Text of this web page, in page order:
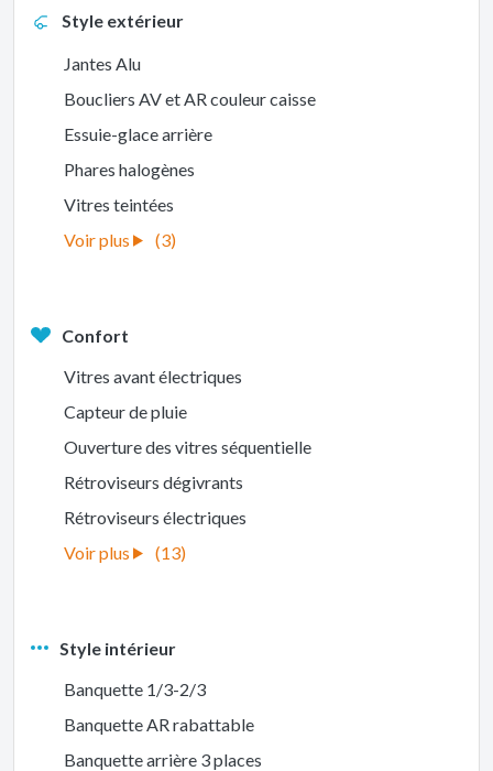
Style extérieur
Jantes Alu
Boucliers AV et AR couleur caisse
Essuie-glace arrière
Phares halogènes
Vitres teintées
(3)
Confort
Vitres avant électriques
Capteur de pluie
Ouverture des vitres séquentielle
Rétroviseurs dégivrants
Rétroviseurs électriques
(13)
Style intérieur
Banquette 1/3-2/3
Banquette AR rabattable
Banquette arrière 3 places